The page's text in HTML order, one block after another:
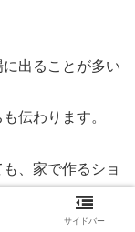
出ることが多い
伝わります。
、家で作るショ
す。
サイドバー